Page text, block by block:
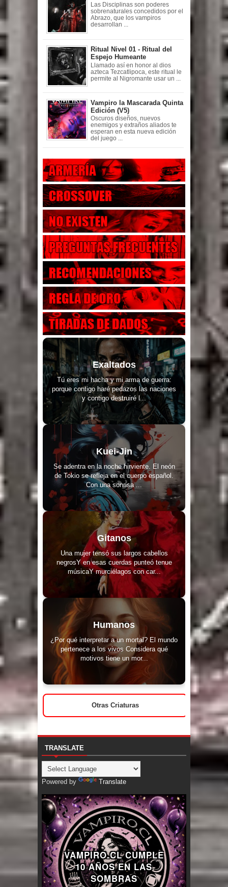
Las Disciplinas son poderes
sobrenaturales concedidos por el
Abrazo, que los vampiros
desarrollan ...
Ritual Nivel 01 - Ritual del
Espejo Humeante
Llamado así en honor al dios
azteca Tezcatlipoca, este ritual le
permite al Nigromante usar un ...
Vampiro la Mascarada Quinta
Edición (V5)
Oscuros diseños, nuevos
enemigos y extraños aliados te
esperan en esta nueva edición
del juego ...
Exaltados
Tú eres mi hacha y mi arma de guerra:
porque contigo haré pedazos las naciones
y contigo destruiré l...
Kuei-Jin
Se adentra en la noche hirviente. El neón
de Tokio se refleja en el cuerpo español.
Con una sonrisa ...
Gitanos
Una mujer tensó sus largos cabellos
negrosY en esas cuerdas punteó tenue
músicaY murciélagos con car...
Humanos
¿Por qué interpretar a un mortal? El mundo
pertenece a los vivos Considera qué
motivos tiene un mor...
Otras Criaturas
TRANSLATE
Powered by Translate
VAMPIRO.CL CUMPLE
10 AÑOS EN LAS
SOMBRAS